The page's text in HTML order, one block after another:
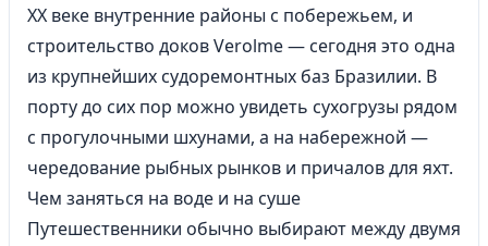
XX веке внутренние районы с побережьем, и
строительство доков Verolme — сегодня это одна
из крупнейших судоремонтных баз Бразилии. В
порту до сих пор можно увидеть сухогрузы рядом
с прогулочными шхунами, а на набережной —
чередование рыбных рынков и причалов для яхт.
Чем заняться на воде и на суше
Путешественники обычно выбирают между двумя